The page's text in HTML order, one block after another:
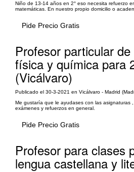
Niño de 13-14 años en 2° eso necesita refuerzo
matemáticas. En nuestro propio domicilio o
Pide Precio Gratis
Profesor particular
física y química para
(Vicálvaro)
Publicado el 30-3-2021 en Vicálvaro - Madrid
Me gustaría que le ayudases con las asignaturas
exámenes y refuerzos en general.
Pide Precio Gratis
Profesor para clases
lengua castellana y